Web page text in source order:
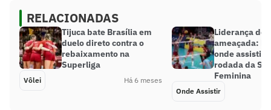
RELACIONADAS
Tijuca bate Brasília em
duelo direto contra o
rebaixamento na
Superliga
Vôlei Há 6 meses
Liderança do
ameaçada:
onde assistir
rodada da
Feminina
Onde Assistir